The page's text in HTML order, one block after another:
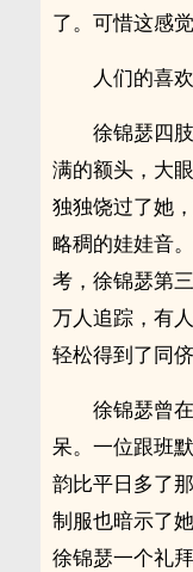
了。可惜这感
人们的喜
徐锦瑟四
满的额头，大
独独饶过了她
略稠的娃娃音
考，徐锦瑟第
万人追踪，有
轻松得到了同
徐锦瑟曾
呆。一位跟班
韵比平日多了
制服也暗示了
徐锦瑟一个礼